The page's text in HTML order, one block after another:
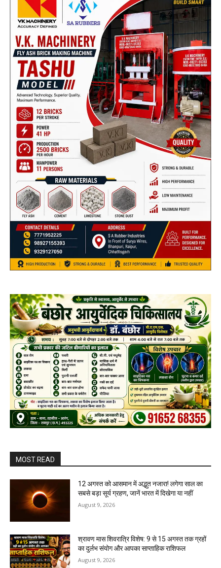
MOST READ
12 अगस्त को आसमान में अद्भुत नजारा! लगेगा साल का
सबसे बड़ा सूर्य ग्रहण, जानें भारत में दिखेगा या नहीं
August 9, 2026
श्रावण मास शिवरात्रि विशेष: 9 से 15 अगस्त तक ग्रहों
का दुर्लभ संयोग और आपका साप्ताहिक राशिफल
August 9, 2026